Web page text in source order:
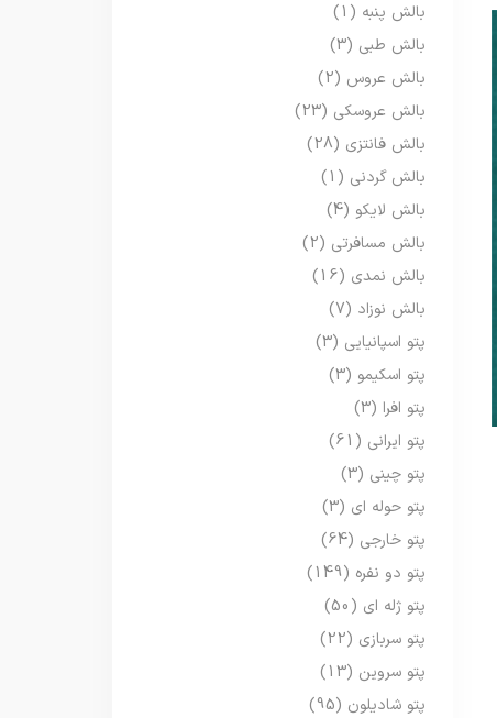
بالش پنبه (1)
بالش طبی (3)
بالش عروس (2)
بالش عروسکی (23)
بالش فانتزی (28)
بالش گردنی (1)
بالش لایکو (4)
بالش مسافرتی (2)
بالش نمدی (16)
بالش نوزاد (7)
پتو اسپانیایی (3)
پتو اسکیمو (3)
پتو افرا (3)
پتو ایرانی (61)
پتو چینی (3)
پتو حوله ای (3)
پتو خارجی (64)
پتو دو نفره (149)
پتو ژله ای (50)
پتو سربازی (22)
پتو سروین (13)
پتو شادیلون (95)